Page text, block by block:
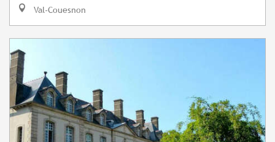
Val-Couesnon